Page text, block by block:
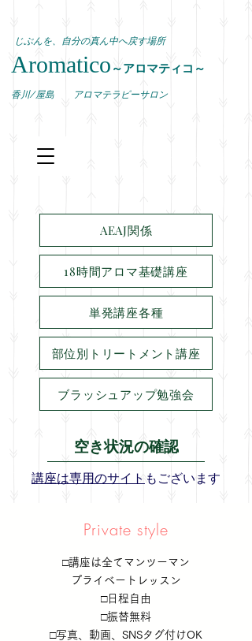
じぶんを、自分の真ん中へ戻す場所
Aromatico ～アロマティコ～
​香川/屋島 アロマテラピーサロン
AEAJ関係
18時間アロマ基礎講座
単発講座各種
部位別トリートメント講座
ブラッシュアップ勉強会
空き状況の確認
講座は専用のサイト もございます
Private style
□講座は全てマンツーマン
プライベートレッスン
​□日程自由
□振替無料
​□写真、動画、SNSタグ付けOK